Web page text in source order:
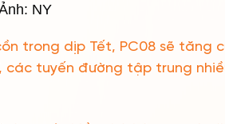
NY
trong dịp Tết, PC08 sẽ tăng
tuyến đường tập trung